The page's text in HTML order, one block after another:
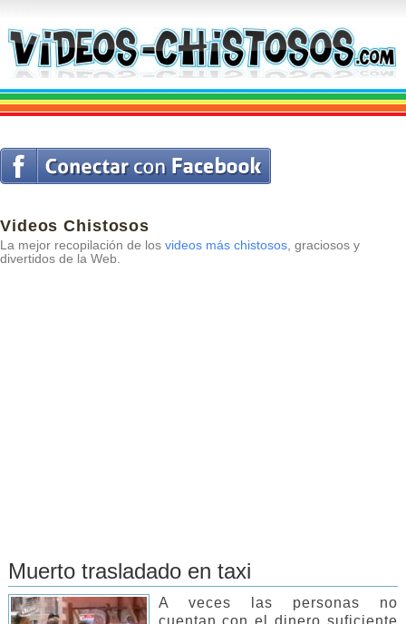
Videos Chistosos
La mejor recopilación de los videos más chistosos, graciosos y
divertidos de la Web.
Muerto trasladado en taxi
A veces las personas no
cuentan con el dinero suficiente